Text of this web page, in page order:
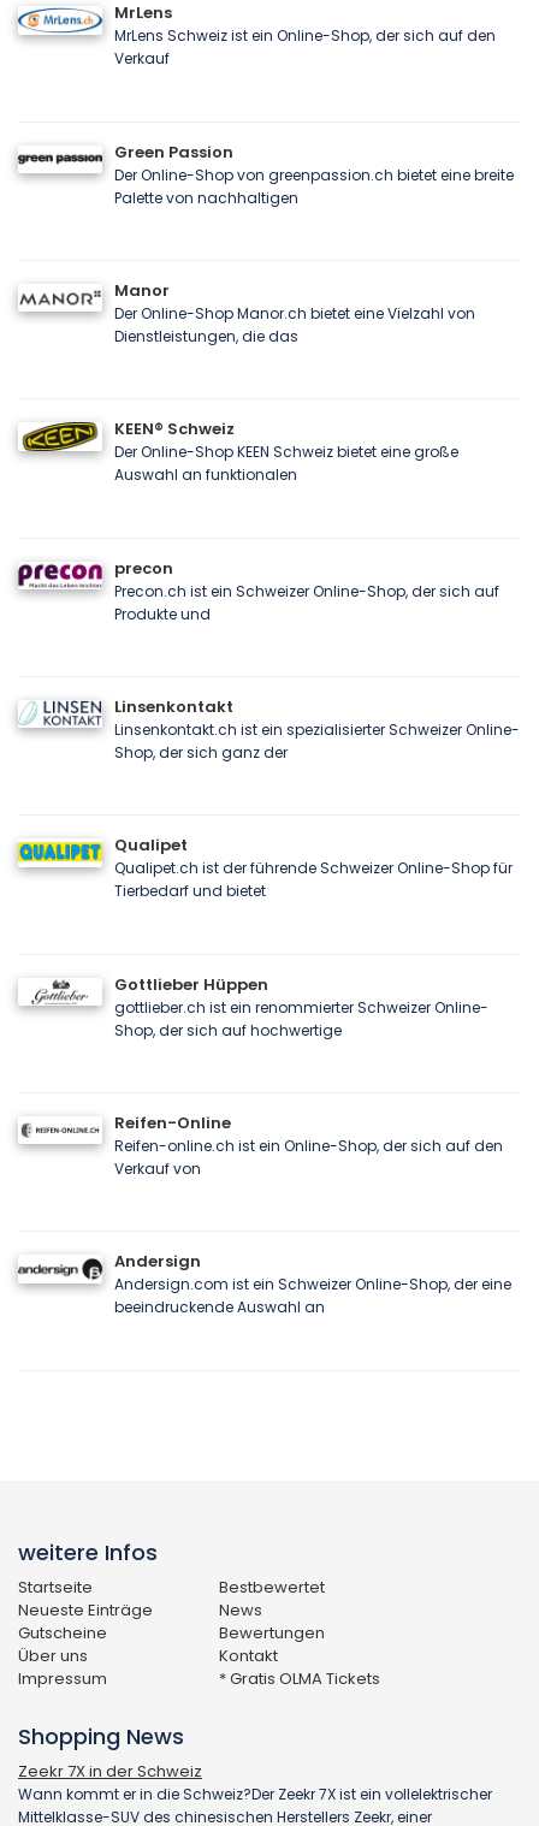
MrLens
MrLens Schweiz ist ein Online-Shop, der sich auf den
Verkauf
Green Passion
Der Online-Shop von greenpassion.ch bietet eine breite
Palette von nachhaltigen
Manor
Der Online-Shop Manor.ch bietet eine Vielzahl von
Dienstleistungen, die das
KEEN® Schweiz
Der Online-Shop KEEN Schweiz bietet eine große
Auswahl an funktionalen
precon
Precon.ch ist ein Schweizer Online-Shop, der sich auf
Produkte und
Linsenkontakt
Linsenkontakt.ch ist ein spezialisierter Schweizer Online-
Shop, der sich ganz der
Qualipet
Qualipet.ch ist der führende Schweizer Online-Shop für
Tierbedarf und bietet
Gottlieber Hüppen
gottlieber.ch ist ein renommierter Schweizer Online-
Shop, der sich auf hochwertige
Reifen-Online
Reifen-online.ch ist ein Online-Shop, der sich auf den
Verkauf von
Andersign
Andersign.com ist ein Schweizer Online-Shop, der eine
beeindruckende Auswahl an
weitere Infos
Startseite
Bestbewertet
Neueste Einträge
News
Gutscheine
Bewertungen
Über uns
Kontakt
Impressum
* Gratis OLMA Tickets
Shopping News
Zeekr 7X in der Schweiz
Wann kommt er in die Schweiz?Der Zeekr 7X ist ein vollelektrischer
Mittelklasse-SUV des chinesischen Herstellers Zeekr, einer